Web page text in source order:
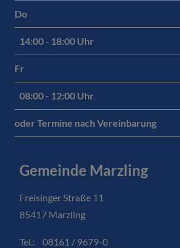
Do
14:00 - 18:00 Uhr
Fr
08:00 - 12:00 Uhr
oder Termine nach Vereinbarung
Gemeinde Marzling
Freisinger Straße 11
85417 Marzling
Tel.: 08161 / 9679-0